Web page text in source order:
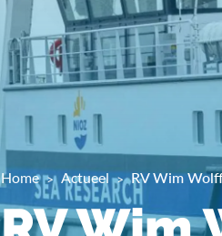
Home Actueel RV Wim